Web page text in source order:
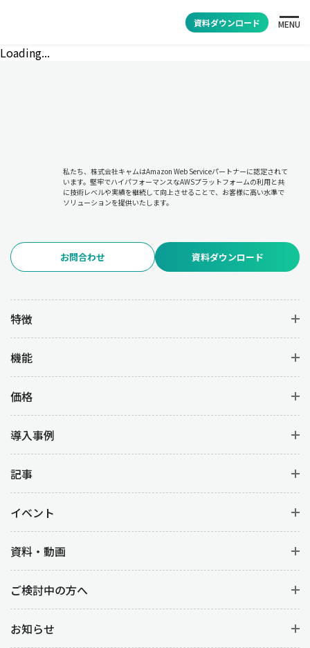
資料ダウンロード MENU
Loading...
私たち、株式会社キャムはAmazon Web Serviceパートナーに認定されて
います。堅牢でハイパフォーマンスなAWSプラットフォームの利用と共
に技術レベルや実績を継続して向上させることで、お客様に高い水準で
ソリューションを提供いたします。
お問合わせ 資料ダウンロード
特徴
機能
価格
導入事例
記事
イベント
資料・動画
ご検討中の方へ
お知らせ